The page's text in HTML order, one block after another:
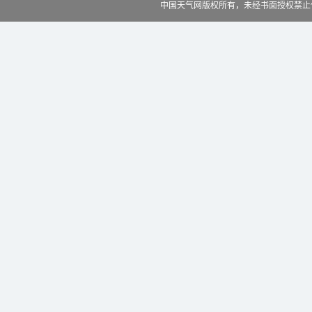
中国天气网版权所有，未经书面授权